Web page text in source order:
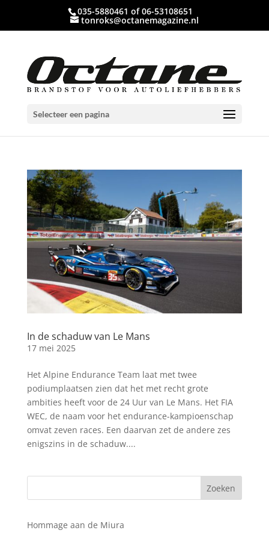
035-5880461 of 06-53108651
tonroks@octanemagazine.nl
Selecteer een pagina
In de schaduw van Le Mans
17 mei 2025
Het Alpine Endurance Team laat met twee
podiumplaatsen zien dat het met recht grote
ambities heeft voor de 24 Uur van Le Mans. Het FIA
WEC, de naam voor het endurance-kampioenschap
omvat zeven races. Een daarvan zet de andere zes
enigszins in de schaduw....
Hommage aan de Miura